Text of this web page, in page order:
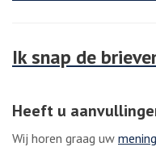
Ik snap de
Heeft u
Wij horen graag uw